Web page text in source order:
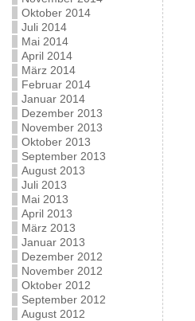
Oktober 2014
Juli 2014
Mai 2014
April 2014
März 2014
Februar 2014
Januar 2014
Dezember 2013
November 2013
Oktober 2013
September 2013
August 2013
Juli 2013
Mai 2013
April 2013
März 2013
Januar 2013
Dezember 2012
November 2012
Oktober 2012
September 2012
August 2012